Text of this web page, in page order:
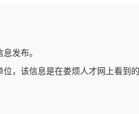
发布。
，该信息是在娄烦人才网上看到的